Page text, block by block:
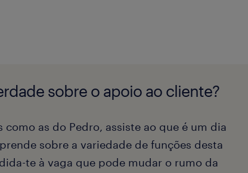
sobre o apoio ao cliente?
como as do Pedro, assiste ao que é um dia
sobre a variedade de funções desta
te à vaga que pode mudar o rumo da